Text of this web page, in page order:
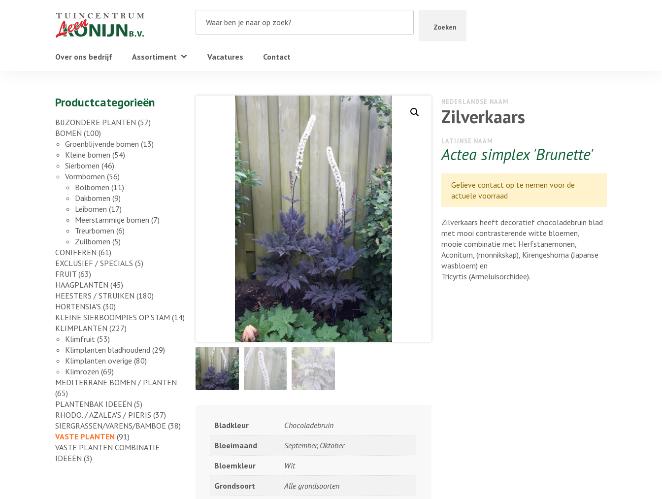
Zoeken
Over ons bedrijf Assortiment Vacatures Contact
Productcategorieën
BIJZONDERE PLANTEN (57)
BOMEN (100)
Groenblijvende bomen (13)
Kleine bomen (54)
Sierbomen (46)
Vormbomen (56)
Bolbomen (11)
Dakbomen (9)
Leibomen (17)
Meerstammige bomen (7)
Treurbomen (6)
Zuilbomen (5)
CONIFEREN (61)
EXCLUSIEF / SPECIALS (5)
FRUIT (63)
HAAGPLANTEN (45)
HEESTERS / STRUIKEN (180)
HORTENSIA'S (30)
KLEINE SIERBOOMPJES OP STAM (14)
KLIMPLANTEN (227)
Klimfruit (53)
Klimplanten bladhoudend (29)
Klimplanten overige (80)
Klimrozen (69)
MEDITERRANE BOMEN / PLANTEN
(65)
PLANTENBAK IDEEËN (5)
RHODO. / AZALEA'S / PIERIS (37)
SIERGRASSEN/VARENS/BAMBOE (38)
VASTE PLANTEN (91)
VASTE PLANTEN COMBINATIE
IDEEËN (3)
Bladkleur Chocoladebruin
Bloeimaand September, Oktober
Bloemkleur Wit
Grondsoort Alle grondsoorten
NEDERLANDSE NAAM
Zilverkaars
LATIJNSE NAAM
Actea simplex 'Brunette'
Gelieve contact op te nemen voor de
actuele voorraad
Zilverkaars heeft decoratief chocoladebruin blad
met mooi contrasterende witte bloemen,
mooie combinatie met Herfstanemonen,
Aconitum, (monnikskap), Kirengeshoma (Japanse
wasbloem) en
Tricyrtis (Armeluisorchidee).